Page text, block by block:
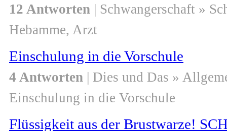
12 Antworten | Schwangerschaft »
Hebamme, Arzt
Einschulung in die Vorschule
4 Antworten | Dies und Das »
Einschulung in die Vorschule
Flüssigkeit aus der Brustwarze!